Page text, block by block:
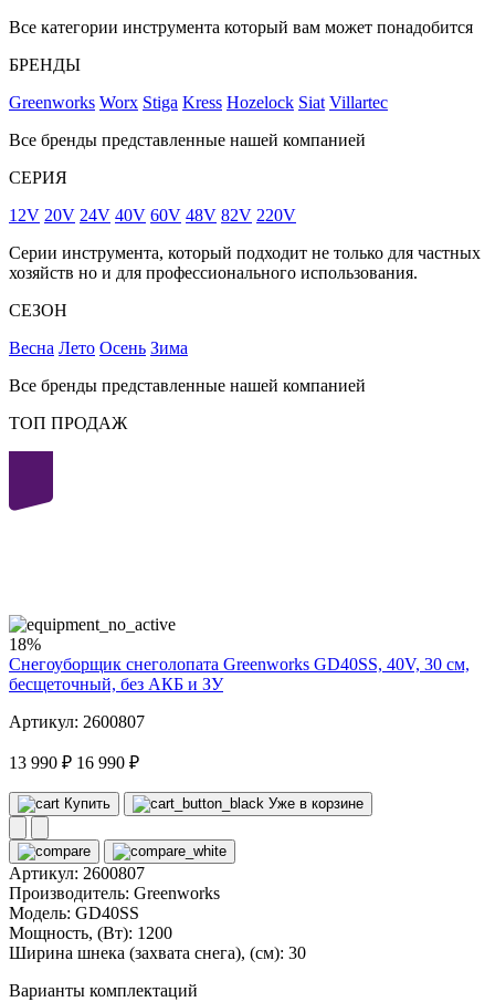
Все категории инструмента который вам может понадобится
БРЕНДЫ
Greenworks Worx Stiga Kress Hozelock Siat Villartec
Все бренды представленные нашей компанией
СЕРИЯ
12V 20V 24V 40V 60V 48V 82V 220V
Серии инструмента, который подходит не только для частных
хозяйств но и для профессионального использования.
СЕЗОН
Весна Лето Осень Зима
Все бренды представленные нашей компанией
ТОП ПРОДАЖ
18%
Снегоуборщик снеголопата Greenworks GD40SS, 40V, 30 см,
бесщеточный, без АКБ и ЗУ
Артикул: 2600807
13 990 ₽ 16 990 ₽
Купить Уже в корзине
Артикул: 2600807
Производитель: Greenworks
Модель: GD40SS
Мощность, (Вт): 1200
Ширина шнека (захвата снега), (см): 30
Варианты комплектаций